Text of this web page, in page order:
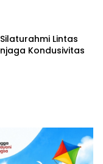
Lintas
Kondusivitas